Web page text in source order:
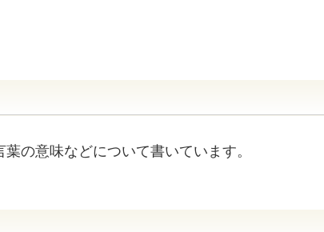
の意味などについて書いています。